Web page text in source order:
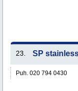
23. SP
Puh. 020 794 0430